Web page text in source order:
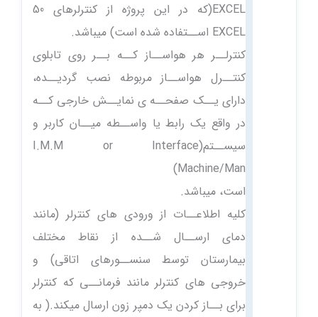
EXCEL(که در این پروژه از کنترلرهای 50
EXCEL اســتفاده شده است) میباشد.
کنترلــر هر هواســاز کــه بــر روی تابلوی
کنتــرل هواســاز مربوطه نصب گردیــده،
دارای یــک صفحــه ی نمایــش خارجی کــه
در واقع یک رابط یا واســطه میــان کاربر و
سیســتم(I.M.M or Interface
Machine/Man)
است، میباشد.
کلیه اطلاعــات از ورودی های کنترلر (مانند
دمای ارســال شــده از نقاط مختلف
بیمارستان توسط سنســورهای اتاقی) و
خروجی های کنترلر مانند فرمانــی که کنترلر
برای بــاز کردن یک دمپر زون ارسال میکند.( به